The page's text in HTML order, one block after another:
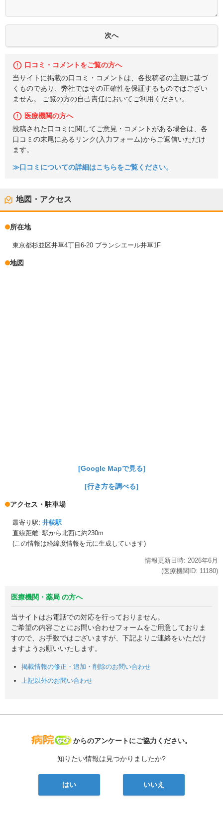
口コミ・コメントをご覧の方へ
当サイトに掲載の口コミ・コメントは、各投稿者の主観に基づ
くものであり、弊社ではその正確性を保証するものではござい
ません。 ご覧の方の自己責任においてご利用ください。
医療機関の方へ
投稿された口コミに関してご意見・コメントがある場合は、各
口コミの末尾にあるリンク(入力フォーム)からご返信いただけ
ます。
≫口コミについての詳細はこちらをご覧ください。
地図・アクセス
所在地
東京都杉並区井草4丁目6-20 ブランシエール井草1F
地図
[Google Mapで見る]
[行き方を調べる]
アクセス・駐車場
最寄り駅: 井荻駅
直線距離: 駅から北西に約230m
(この情報は経緯度情報を元に生成しています)
情報更新日時: 2026年6月
(医療機関ID: 11180)
医療機関・薬局 の方へ
当サイトはお電話での対応を行っておりません。
ご希望の内容ごとにお問い合わせフォームをご用意しておりま
すので、お手数ではございますが、下記よりご連絡をいただけ
ますようお願いいたします。
掲載情報の修正・追加・削除のお問い合わせ
上記以外のお問い合わせ
病院なび
からのアンケートにご協力ください。
知りたい情報は見つかりましたか?
はい いいえ